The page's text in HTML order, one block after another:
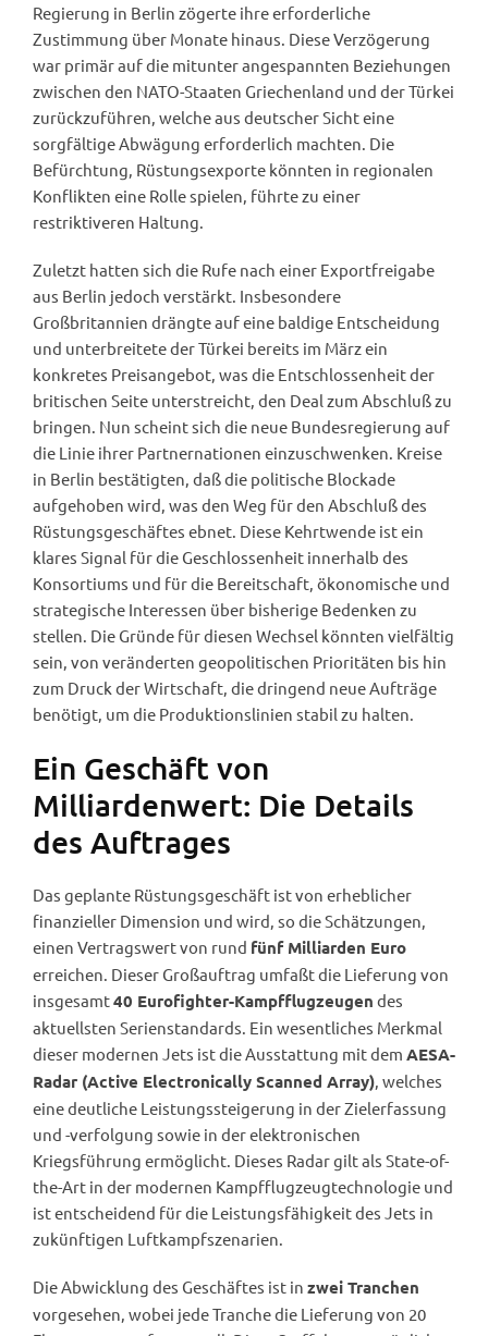
Regierung in Berlin zögerte ihre erforderliche
Zustimmung über Monate hinaus. Diese Verzögerung
war primär auf die mitunter angespannten Beziehungen
zwischen den NATO-Staaten Griechenland und der Türkei
zurückzuführen, welche aus deutscher Sicht eine
sorgfältige Abwägung erforderlich machten. Die
Befürchtung, Rüstungsexporte könnten in regionalen
Konflikten eine Rolle spielen, führte zu einer
restriktiveren Haltung.
Zuletzt hatten sich die Rufe nach einer Exportfreigabe
aus Berlin jedoch verstärkt. Insbesondere
Großbritannien drängte auf eine baldige Entscheidung
und unterbreitete der Türkei bereits im März ein
konkretes Preisangebot, was die Entschlossenheit der
britischen Seite unterstreicht, den Deal zum Abschluß zu
bringen. Nun scheint sich die neue Bundesregierung auf
die Linie ihrer Partnernationen einzuschwenken. Kreise
in Berlin bestätigten, daß die politische Blockade
aufgehoben wird, was den Weg für den Abschluß des
Rüstungsgeschäftes ebnet. Diese Kehrtwende ist ein
klares Signal für die Geschlossenheit innerhalb des
Konsortiums und für die Bereitschaft, ökonomische und
strategische Interessen über bisherige Bedenken zu
stellen. Die Gründe für diesen Wechsel könnten vielfältig
sein, von veränderten geopolitischen Prioritäten bis hin
zum Druck der Wirtschaft, die dringend neue Aufträge
benötigt, um die Produktionslinien stabil zu halten.
Ein Geschäft von
Milliardenwert: Die Details
des Auftrages
Das geplante Rüstungsgeschäft ist von erheblicher
finanzieller Dimension und wird, so die Schätzungen,
einen Vertragswert von rund fünf Milliarden Euro
erreichen. Dieser Großauftrag umfaßt die Lieferung von
insgesamt40 Eurofighter-Kampfflugzeugen des
aktuellsten Serienstandards. Ein wesentliches Merkmal
dieser modernen Jets ist die Ausstattung mit dem AESA-
Radar (Active Electronically Scanned Array), welches
eine deutliche Leistungssteigerung in der Zielerfassung
und -verfolgung sowie in der elektronischen
Kriegsführung ermöglicht. Dieses Radar gilt als State-of-
the-Art in der modernen Kampfflugzeugtechnologie und
ist entscheidend für die Leistungsfähigkeit des Jets in
zukünftigen Luftkampfszenarien.
Die Abwicklung des Geschäftes ist in zwei Tranchen
vorgesehen, wobei jede Tranche die Lieferung von 20